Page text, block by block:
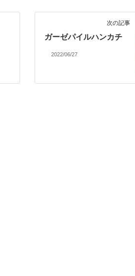
次の記事
ガーゼパイルハンカチ
2022/06/27